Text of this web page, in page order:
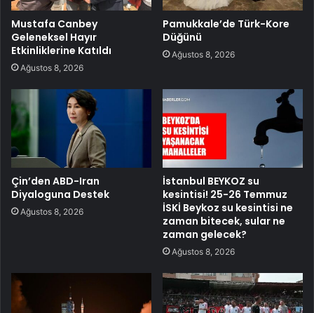
Mustafa Canbey
Geleneksel Hayır
Etkinliklerine Katıldı
Ağustos 8, 2026
Pamukkale’de Türk-Kore
Düğünü
Ağustos 8, 2026
Çin’den ABD-Iran
Diyaloguna Destek
Ağustos 8, 2026
İstanbul BEYKOZ su
kesintisi! 25-26 Temmuz
İSKİ Beykoz su kesintisi ne
zaman bitecek, sular ne
zaman gelecek?
Ağustos 8, 2026